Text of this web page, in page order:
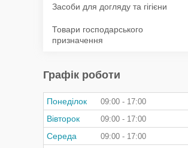
Засоби для догляду та гігієни
Товари господарського
призначення
Графік роботи
Понеділок 09:00 17:00
Вівторок 09:00 17:00
Середа 09:00 17:00